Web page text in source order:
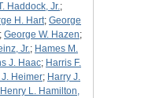
Haddock, Jr.;
H. Hart; George
; George W. Hazen;
Jr.; Hames M.
J. Haac; Harris F.
J. Heimer; Harry J.
Henry L. Hamilton,